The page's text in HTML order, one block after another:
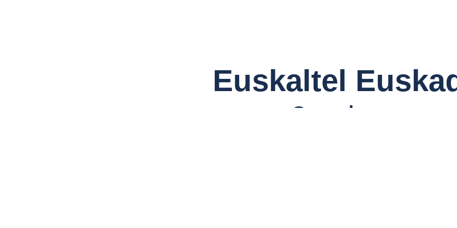
Euskaltel
Corredores